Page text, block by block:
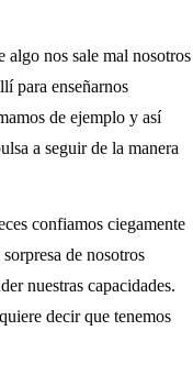
algo nos sale mal nosotros
para enseñarnos
de ejemplo y así
a seguir de la manera
confiamos ciegamente
de nosotros
nuestras capacidades.
decir que tenemos